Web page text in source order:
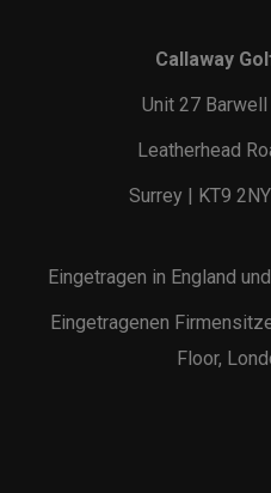
Callaway
Unit 27
Leatherhead
Surrey | KT9
Eingetragen in England
Eingetragenen
Floor,